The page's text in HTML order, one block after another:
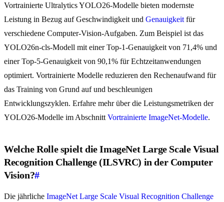
Vortrainierte Ultralytics YOLO26-Modelle bieten modernste
Leistung in Bezug auf Geschwindigkeit und Genauigkeit für
verschiedene Computer-Vision-Aufgaben. Zum Beispiel ist das
YOLO26n-cls-Modell mit einer Top-1-Genauigkeit von 71,4% und
einer Top-5-Genauigkeit von 90,1% für Echtzeitanwendungen
optimiert. Vortrainierte Modelle reduzieren den Rechenaufwand für
das Training von Grund auf und beschleunigen
Entwicklungszyklen. Erfahre mehr über die Leistungsmetriken der
YOLO26-Modelle im Abschnitt Vortrainierte ImageNet-Modelle.
Welche Rolle spielt die ImageNet Large Scale Visual
Recognition Challenge (ILSVRC) in der Computer
Vision?#
Die jährliche ImageNet Large Scale Visual Recognition Challenge